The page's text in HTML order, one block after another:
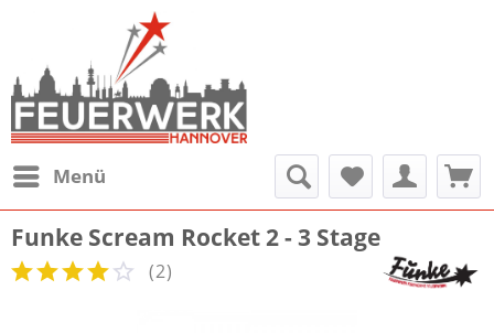
Menü
Funke Scream Rocket 2 - 3 Stage
(2)